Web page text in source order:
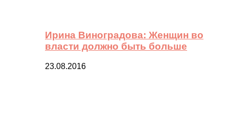
Ирина Виноградова: Женщин во
власти должно быть больше
23.08.2016